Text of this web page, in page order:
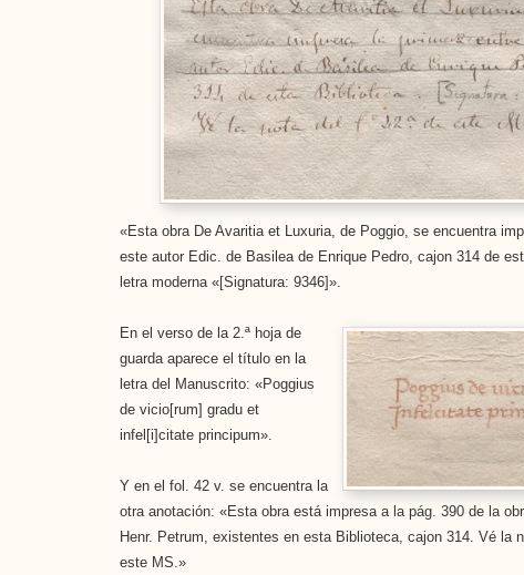
«Esta obra De Avaritia et Luxuria, de Poggio, se encuentra
este autor Edic. de Basilea de Enrique Pedro, cajon 314 de
letra moderna «[Signatura: 9346]».
En el verso de la 2.ª hoja de
guarda aparece el título en la
letra del Manuscrito: «Poggius
de vicio[rum] gradu et
infel[i]citate principum».
Y en el fol. 42 v. se encuentra la
otra anotación: «Esta obra está impresa a la pág. 390 de la
Henr. Petrum, existentes en esta Biblioteca, cajon 314. Vé la
este MS.»